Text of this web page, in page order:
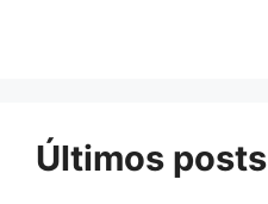
Últimos posts